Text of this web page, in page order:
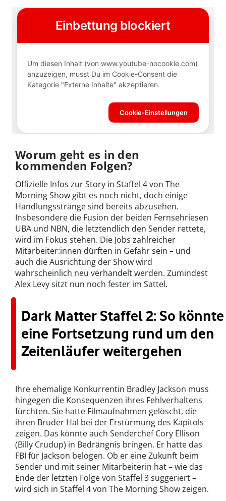
Worum geht es in den
kommenden Folgen?
Offizielle Infos zur Story in Staffel 4 von The
Morning Show gibt es noch nicht, doch einige
Handlungsstränge sind bereits abzusehen.
Insbesondere die Fusion der beiden Fernsehriesen
UBA und NBN, die letztendlich den Sender rettete,
wird im Fokus stehen. Die Jobs zahlreicher
Mitarbeiter:innen dürften in Gefahr sein – und
auch die Ausrichtung der Show wird
wahrscheinlich neu verhandelt werden. Zumindest
Alex Levy sitzt nun noch fester im Sattel.
Dark Matter Staffel 2: So könnte
eine Fortsetzung rund um den
Zeitenläufer weitergehen
Ihre ehemalige Konkurrentin Bradley Jackson muss
hingegen die Konsequenzen ihres Fehlverhaltens
fürchten. Sie hatte Filmaufnahmen gelöscht, die
ihren Bruder Hal bei der Erstürmung des Kapitols
zeigen. Das könnte auch Senderchef Cory Ellison
(Billy Crudup) in Bedrängnis bringen. Er hatte das
FBI für Jackson belogen. Ob er eine Zukunft beim
Sender und mit seiner Mitarbeiterin hat – wie das
Ende der letzten Folge von Staffel 3 suggeriert –
wird sich in Staffel 4 von The Morning Show zeigen.